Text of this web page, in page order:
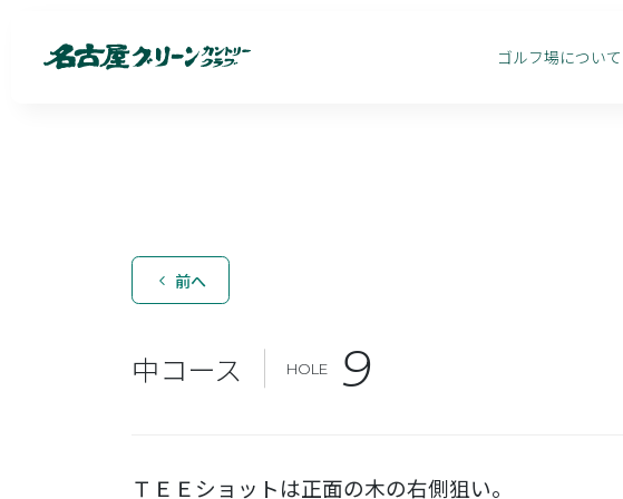
ゴルフ場について
前へ
中コース HOLE 9
ＴＥＥショットは正面の木の右側狙い。